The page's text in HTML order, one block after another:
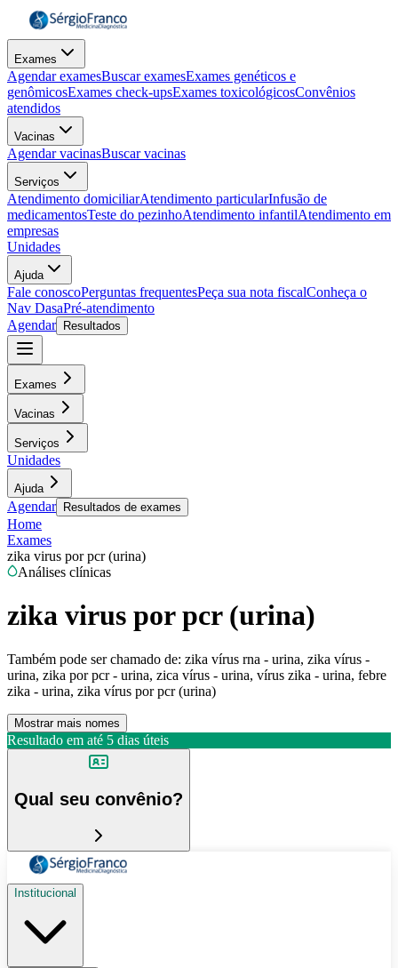
Exames
Agendar examesBuscar examesExames genéticos e
genômicosExames check-upsExames toxicológicosConvênios
atendidos
Vacinas
Agendar vacinasBuscar vacinas
Serviços
Atendimento domiciliarAtendimento particularInfusão de
medicamentosTeste do pezinhoAtendimento infantilAtendimento em
empresas
Unidades
Ajuda
Fale conoscoPerguntas frequentesPeça sua nota fiscalConheça o
Nav DasaPré-atendimento
Agendar
Resultados
Exames
Vacinas
Serviços
Unidades
Ajuda
Agendar Resultados de exames
Home
Exames
zika virus por pcr (urina)
Análises clínicas
zika virus por pcr (urina)
Também pode ser chamado de: zika vírus rna - urina, zika vírus -
urina, zika por pcr - urina, zica vírus - urina, vírus zika - urina, febre
zika - urina, zika vírus por pcr (urina)
Mostrar mais nomes
Resultado em até 5 dias úteis
Qual seu convênio?
Institucional